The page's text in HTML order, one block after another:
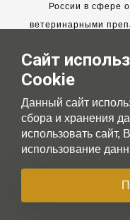
России в сфере
ветеринарными
Мы работаем с 2005
новых клиентов и
Сайт
Cookie
Данный сайт
сбора и хранения
использовать сайт,
использование